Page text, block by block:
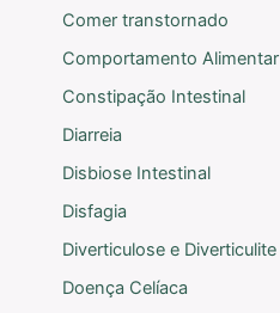
Comer transtornado
Comportamento Alimentar
Constipação Intestinal
Diarreia
Disbiose Intestinal
Disfagia
Diverticulose e Diverticulite
Doença Celíaca